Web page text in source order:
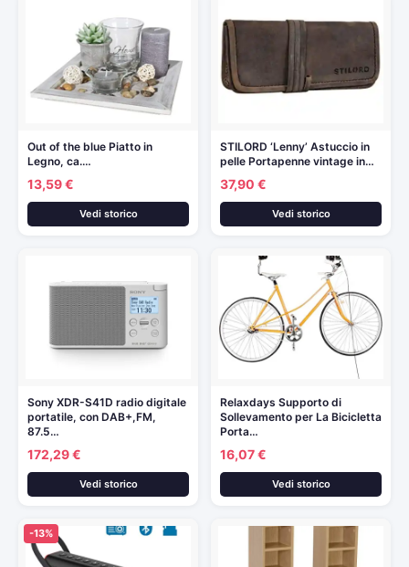
Out of the blue Piatto in
Legno, ca.…
13,59 €
Vedi storico
STILORD ‘Lenny’ Astuccio in
pelle Portapenne vintage in…
37,90 €
Vedi storico
Sony XDR-S41D radio digitale
portatile, con DAB+,FM,
87.5…
172,29 €
Vedi storico
Relaxdays Supporto di
Sollevamento per La Bicicletta
Porta…
16,07 €
Vedi storico
-13%